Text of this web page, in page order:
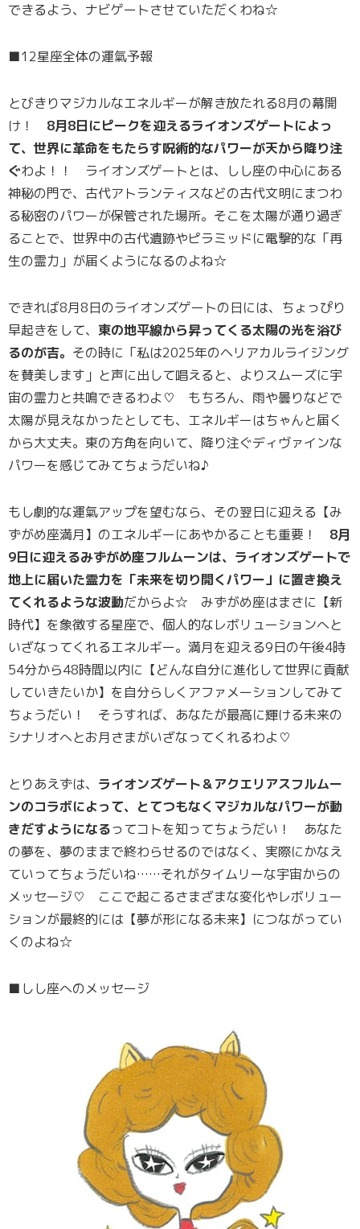
できるよう、ナビゲートさせていただくわね☆
■12星座全体の運氣予報
とびきりマジカルなエネルギーが解き放たれる8月の幕開
け！ 8月8日にピークを迎えるライオンズゲートによっ
て、世界に革命をもたらす呪術的なパワーが天から降り注
ぐわよ！！ ライオンズゲートとは、しし座の中心にある
神秘の門で、古代アトランティスなどの古代文明にまつわ
る秘密のパワーが保管された場所。そこを太陽が通り過ぎ
ることで、世界中の古代遺跡やピラミッドに電撃的な「再
生の霊力」が届くようになるのよね☆
できれば8月8日のライオンズゲートの日には、ちょっぴり
早起きをして、 東の地平線から昇ってくる太陽の光を浴び
るのが吉。 その時に「私は2025年のヘリアカルライジング
を賛美します」と声に出して唱えると、よりスムーズに宇
宙の霊力と共鳴できるわよ♡ もちろん、雨や曇りなどで
太陽が見えなかったとしても、エネルギーはちゃんと届く
から大丈夫。東の方角を向いて、降り注ぐディヴァインな
パワーを感じてみてちょうだいね♪
もし劇的な運氣アップを望むなら、その翌日に迎える【み
ずがめ座満月】のエネルギーにあやかることも重要！ 8月
9日に迎えるみずがめ座フルムーンは、ライオンズゲートで
地上に届いた霊力を「未来を切り開くパワー」に置き換え
てくれるような波動だからよ☆ みずがめ座はまさに【新
時代】を象徴する星座で、個人的なレボリューションへと
いざなってくれるエネルギー。満月を迎える9日の午後4時
54分から48時間以内に【どんな自分に進化して世界に貢献
していきたいか】を自分らしくアファメーションしてみて
ちょうだい！ そうすれば、あなたが最高に輝ける未来の
シナリオへとお月さまがいざなってくれるわよ♡
とりあえずは、 ライオンズゲート＆アクエリアスフルムー
ンのコラボによって、とてつもなくマジカルなパワーが動
きだすようになるってコトを知ってちょうだい！ あなた
の夢を、夢のままで終わらせるのではなく、実際にかなえ
ていってちょうだいね……それがタイムリーな宇宙からの
メッセージ♡ ここで起こるさまざまな変化やレボリュー
ションが最終的には【夢が形になる未来】につながってい
くのよね☆
■しし座へのメッセージ